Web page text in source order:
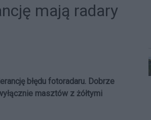
mają radary
błędu fotoradaru. Dobrze
masztów z żółtymi